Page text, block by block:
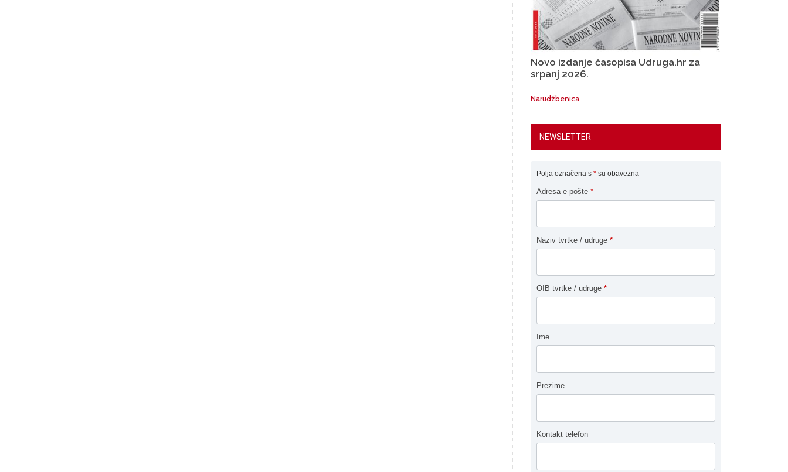
Novo izdanje časopisa Udruga.hr za
srpanj 2026.
Narudžbenica
NEWSLETTER
Polja označena s * su obavezna
Adresa e-pošte *
Naziv tvrtke / udruge *
OIB tvrtke / udruge *
Ime
Prezime
Kontakt telefon